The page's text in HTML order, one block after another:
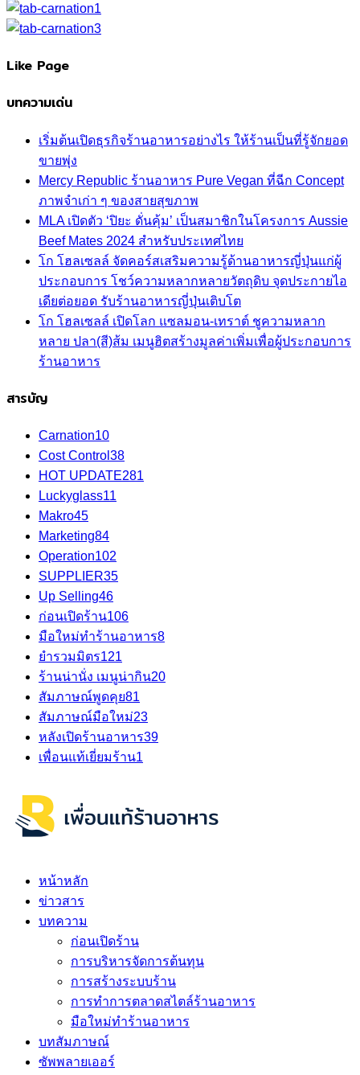
Like Page
บทความเด่น
เริ่มต้นเปิดธุรกิจร้านอาหารอย่างไร ให้ร้านเป็นที่รู้จักยอด
ขายพุ่ง
Mercy Republic ร้านอาหาร Pure Vegan ที่ฉีก Concept
ภาพจำเก่า ๆ ของสายสุขภาพ
MLA เปิดตัว ‘ปิยะ ดั่นคุ้ม’ เป็นสมาชิกในโครงการ Aussie
Beef Mates 2024 สำหรับประเทศไทย
โก โฮลเซลล์ จัดคอร์สเสริมความรู้ด้านอาหารญี่ปุ่นแก่ผู้
ประกอบการ โชว์ความหลากหลายวัตถุดิบ จุดประกายไอ
เดียต่อยอด รับร้านอาหารญี่ปุ่นเติบโต
โก โฮลเซลล์ เปิดโลก แซลมอน-เทราต์ ชูความหลาก
หลาย ปลา(สี)ส้ม เมนูฮิตสร้างมูลค่าเพิ่มเพื่อผู้ประกอบการ
ร้านอาหาร
สารบัญ
Carnation10
Cost Control 38
HOT UPDATE281
Luckyglass11
Makro45
Marketing84
Operation102
SUPPLIER35
Up Selling46
ก่อนเปิดร้าน106
มือใหม่ทำร้านอาหาร8
ยำรวมมิตร121
ร้านน่านั่ง เมนูน่ากิน20
สัมภาษณ์พูดคุย81
สัมภาษณ์มือใหม่23
หลังเปิดร้านอาหาร39
เพื่อนแท้เยี่ยมร้าน1
หน้าหลัก
ข่าวสาร
บทความ
ก่อนเปิดร้าน
การบริหารจัดการต้นทุน
การสร้างระบบร้าน
การทำการตลาดสไตล์ร้านอาหาร
มือใหม่ทำร้านอาหาร
บทสัมภาษณ์
ซัพพลายเออร์